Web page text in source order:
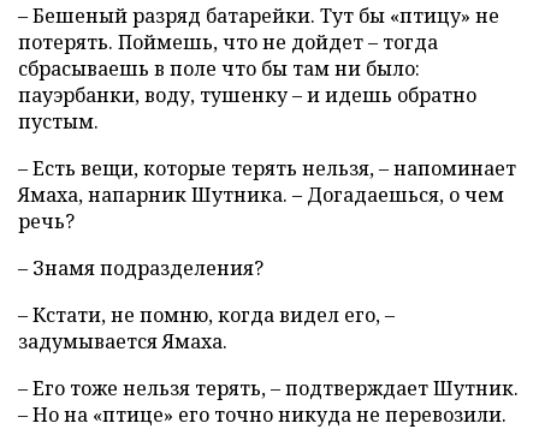
– Бешеный разряд батарейки. Тут бы «птицу» не
потерять. Поймешь, что не дойдет – тогда
сбрасываешь в поле что бы там ни было:
пауэрбанки, воду, тушенку – и идешь обратно
пустым.
– Есть вещи, которые терять нельзя, – напоминает
Ямаха, напарник Шутника. – Догадаешься, о чем
речь?
– Знамя подразделения?
– Кстати, не помню, когда видел его, –
задумывается Ямаха.
– Его тоже нельзя терять, – подтверждает Шутник.
– Но на «птице» его точно никуда не перевозили.